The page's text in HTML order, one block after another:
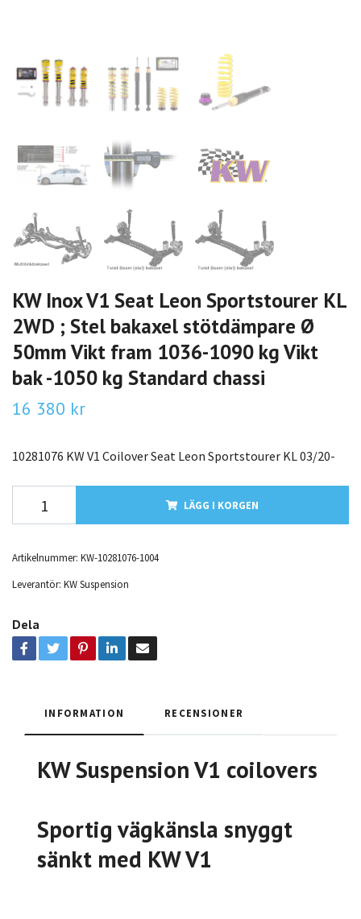
KW Inox V1 Seat Leon Sportstourer KL
2WD ; Stel bakaxel stötdämpare Ø
50mm Vikt fram 1036-1090 kg Vikt
bak -1050 kg Standard chassi
16 380 kr
10281076 KW V1 Coilover Seat Leon Sportstourer KL 03/20-
LÄGG I KORGEN
Artikelnummer: KW-10281076-1004
Leverantör: KW Suspension
Dela
INFORMATION RECENSIONER
KW Suspension V1 coilovers
Sportig vägkänsla snyggt
sänkt med KW V1